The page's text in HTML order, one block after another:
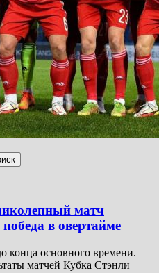
матч
в овертайме
конца основного времени.
матчей Кубка Стэнли